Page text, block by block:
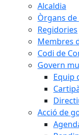
Alcaldia
Òrgans
Regidories
Membres
Codi de
Govern
Equip
Acció de